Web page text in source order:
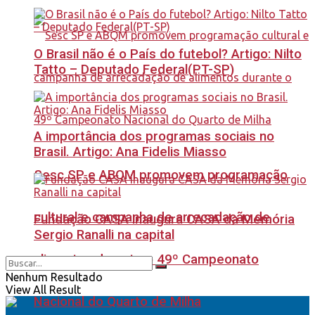
Sesc SP e ABQM promovem programação
cultural e campanha de arrecadação de
alimentos durante o 49º Campeonato
Nacional do Quarto de Milha
O Brasil não é o País do futebol? Artigo: Nilto
Tatto – Deputado Federal(PT-SP)
A importância dos programas sociais no
Brasil. Artigo: Ana Fidelis Miasso
Fundação CASA inaugura CASA da Memória
Sergio Ranalli na capital
Nenhum Resultado
View All Result